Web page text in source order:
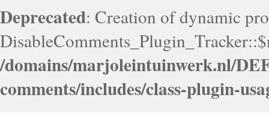
Deprecated: Creation of dynamic
/domains/marjoleintuinwerk.nl/
comments/includes/class-plugin-